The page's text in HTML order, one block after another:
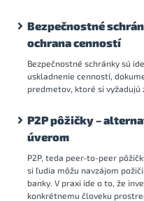
Bezpečnostné
ochrana cenností
Bezpečnostné schránky sú
uskladnenie cenností,
predmetov, ktoré si vyžadujú
P2P pôžičky –
úverom
P2P, teda peer-to-peer
si ľudia môžu navzájom
banky. V praxi ide o to, že
konkrétnemu človeku